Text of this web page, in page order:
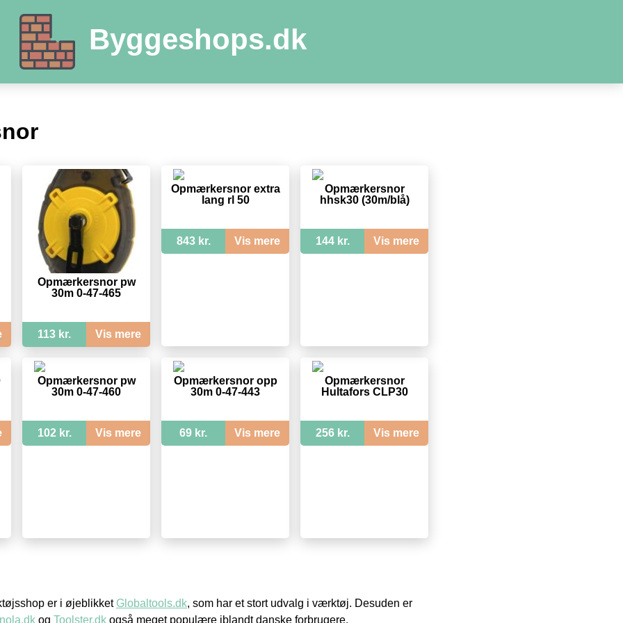
Byggeshops.dk
Opmærkersnor pw
30m 0-47-465
113 kr. Vis mere
Opmærkersnor extra
lang rl 50
843 kr. Vis mere
Opmærkersnor
hhsk30 (30m/blå)
144 kr. Vis mere
Opmærkersnor pw
30m 0-47-460
102 kr. Vis mere
Opmærkersnor opp
30m 0-47-443
69 kr. Vis mere
Opmærkersnor
Hultafors CLP30
256 kr. Vis mere
er i øjeblikket Globaltools.dk, som har et stort udvalg i værktøj. Desuden er
og Toolster.dk også meget populære iblandt danske forbrugere.